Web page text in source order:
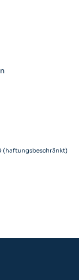
(haftungsbeschränkt)